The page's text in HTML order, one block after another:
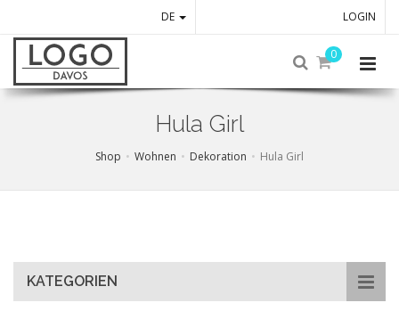
LOGIN
DE
0
Hula Girl
Shop Wohnen Dekoration Hula Girl
KATEGORIEN